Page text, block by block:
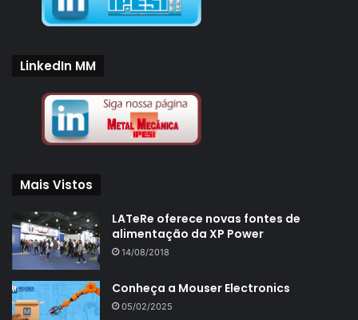
LinkedIn MM
Mais Vistos
LATeRe oferece novas fontes de
alimentação da XP Power
14/08/2018
Conheça a Mouser Electronics
05/02/2025